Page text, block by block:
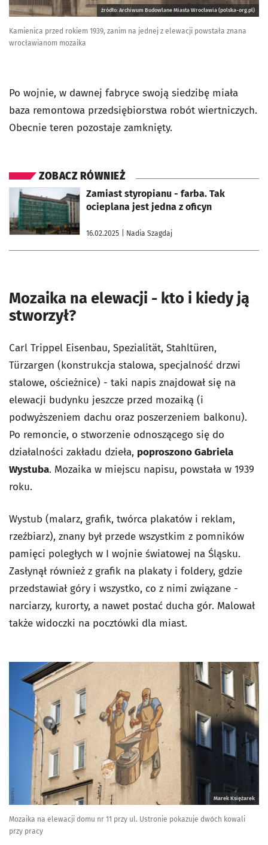
źródło: Archiwum Budowlane Miasta Wrocławia (polska-org.pl)
Kamienica przed rokiem 1939, zanim na jednej z elewacji powstała znana
wrocławianom mozaika
Po wojnie, w dawnej fabryce swoją siedzibę miała
baza remontowa przedsiębiorstwa robót wiertniczych.
Obecnie teren pozostaje zamknięty.
ZOBACZ RÓWNIEŻ
Zamiast styropianu - farba. Tak
ocieplana jest jedna z oficyn
16.02.2025 | Nadia Szagdaj
otworzy się w nowej karcie
Mozaika na elewacji - kto i kiedy ją
stworzył?
Carl Trippel Eisenbau, Spezialität, Stahltüren,
Türzargen (konstrukcja stalowa, specjalność drzwi
stalowe, ościeżnice) - taki napis znajdował się na
elewacji budynku jeszcze przed mozaiką (i
podwyższeniem dachu oraz poszerzeniem balkonu).
Po remoncie, o stworzenie odnoszącego się do
działalności zakładu dzieła, poproszono Gabriela
Wystuba. Mozaika w miejscu napisu, powstała w 1939
roku.
Wystub (malarz, grafik, twórca plakatów i reklam,
rzeźbiarz), znany był przede wszystkim z pomników
pamięci poległych w I wojnie światowej na Śląsku.
Zasłynął również z grafik na plakaty i foldery, gdzie
przedstawiał góry i wszystko, co z nimi związane -
narciarzy, kurorty, a nawet postać ducha gór. Malował
także widoczki na pocztówki dla miast.
Marek Księżarek
Mozaika na elewacji domu nr 11 przy ul. Ustronie pokazuje dwóch kowali
przy pracy